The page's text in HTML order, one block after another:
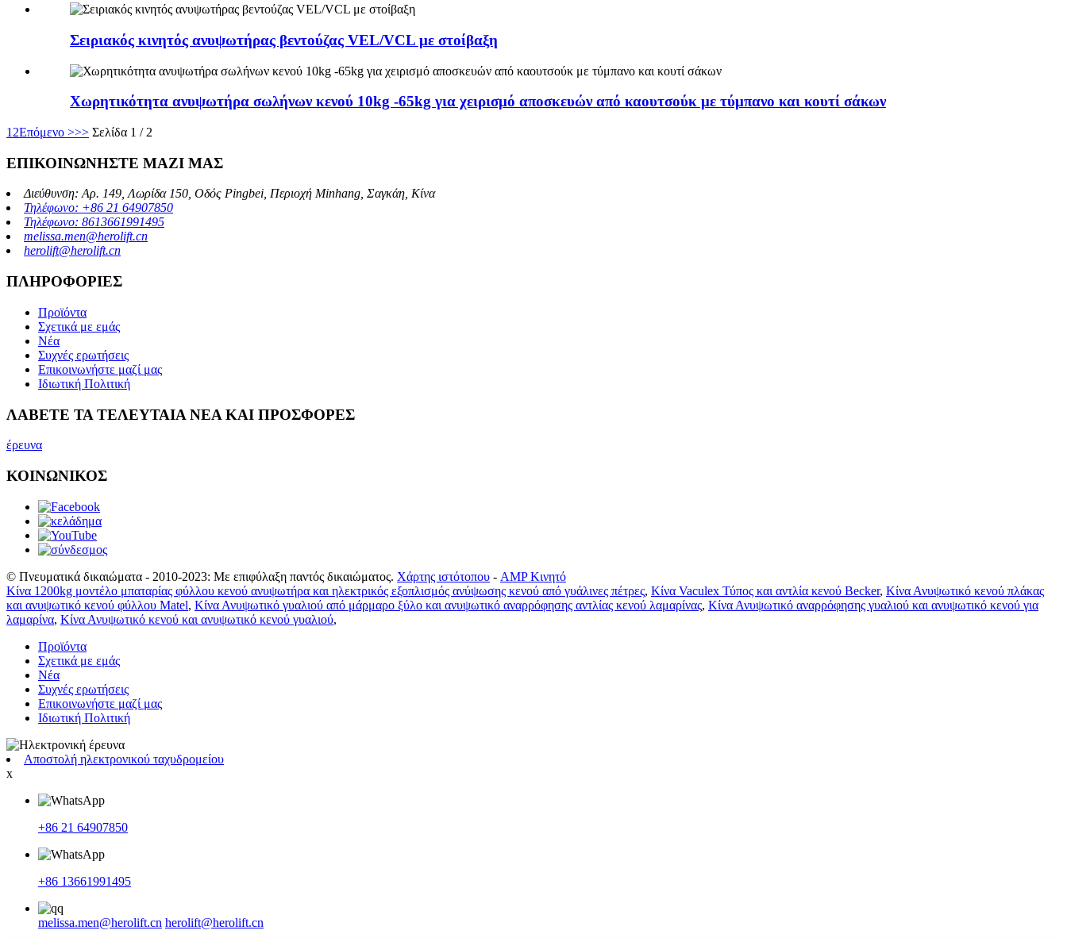
Σειριακός κινητός ανυψωτήρας βεντούζας VEL/VCL με στοίβαξη
Χωρητικότητα ανυψωτήρα σωλήνων κενού 10kg -65kg για χειρισμό αποσκευών από καουτσούκ με τύμπανο και κουτί σάκων
1 2Επόμενο >>> Σελίδα 1 / 2
ΕΠΙΚΟΙΝΩΝΗΣΤΕ ΜΑΖΙ ΜΑΣ
Διεύθυνση: Αρ. 149, Λωρίδα 150, Οδός Pingbei, Περιοχή Minhang, Σαγκάη, Κίνα
Τηλέφωνο: +86 21 64907850
Τηλέφωνο: 8613661991495
melissa.men@herolift.cn
herolift@herolift.cn
ΠΛΗΡΟΦΟΡΙΕΣ
Προϊόντα
Σχετικά με εμάς
Νέα
Συχνές ερωτήσεις
Επικοινωνήστε μαζί μας
Ιδιωτική Πολιτική
ΛΑΒΕΤΕ ΤΑ ΤΕΛΕΥΤΑΙΑ ΝΕΑ ΚΑΙ ΠΡΟΣΦΟΡΕΣ
έρευνα
ΚΟΙΝΩΝΙΚΟΣ
© Πνευματικά δικαιώματα - 2010-2023: Με επιφύλαξη παντός δικαιώματος. Χάρτης ιστότοπου - AMP Κινητό
Κίνα 1200kg μοντέλο μπαταρίας φύλλου κενού ανυψωτήρα και ηλεκτρικός εξοπλισμός ανύψωσης κενού από γυάλινες πέτρες, Κίνα Vaculex Τύπος και αντλία κενού Becker, Κίνα Ανυψωτικό κενού πλάκας
και ανυψωτικό κενού φύλλου Matel, Κίνα Ανυψωτικό γυαλιού από μάρμαρο ξύλο και ανυψωτικό αναρρόφησης αντλίας κενού λαμαρίνας, Κίνα Ανυψωτικό αναρρόφησης γυαλιού και ανυψωτικό κενού για
λαμαρίνα, Κίνα Ανυψωτικό κενού και ανυψωτικό κενού γυαλιού,
Προϊόντα
Σχετικά με εμάς
Νέα
Συχνές ερωτήσεις
Επικοινωνήστε μαζί μας
Ιδιωτική Πολιτική
Αποστολή ηλεκτρονικού ταχυδρομείου
x
+86 21 64907850
+86 13661991495
melissa.men@herolift.cn herolift@herolift.cn